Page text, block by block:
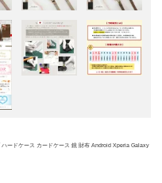
ードケース カードケース 鏡 財布 Android Xperia Galaxy